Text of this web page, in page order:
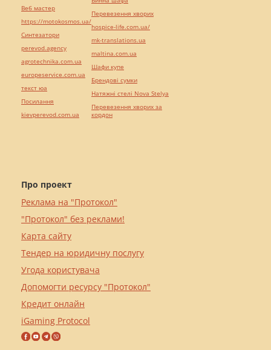
Про проект
Реклама на "Протокол"
"Протокол" без реклами!
Карта сайту
Тендер на юридичну послугу
Угода користувача
Допомогти ресурсу "Протокол"
Кредит онлайн
iGaming Protocol
Веб мастер
https://motokosmos.ua/
Синтезатори
perevod.agency
agrotechnika.com.ua
europeservice.com.ua
текст юа
Посилання
kievperevod.com.ua
Перевезення хворих
hospice-life.com.ua/
mk-translations.ua
maltina.com.ua
Шафи купе
Брендові сумки
Натяжні стелі Nova Stelya
Перевезення хворих за
кордон